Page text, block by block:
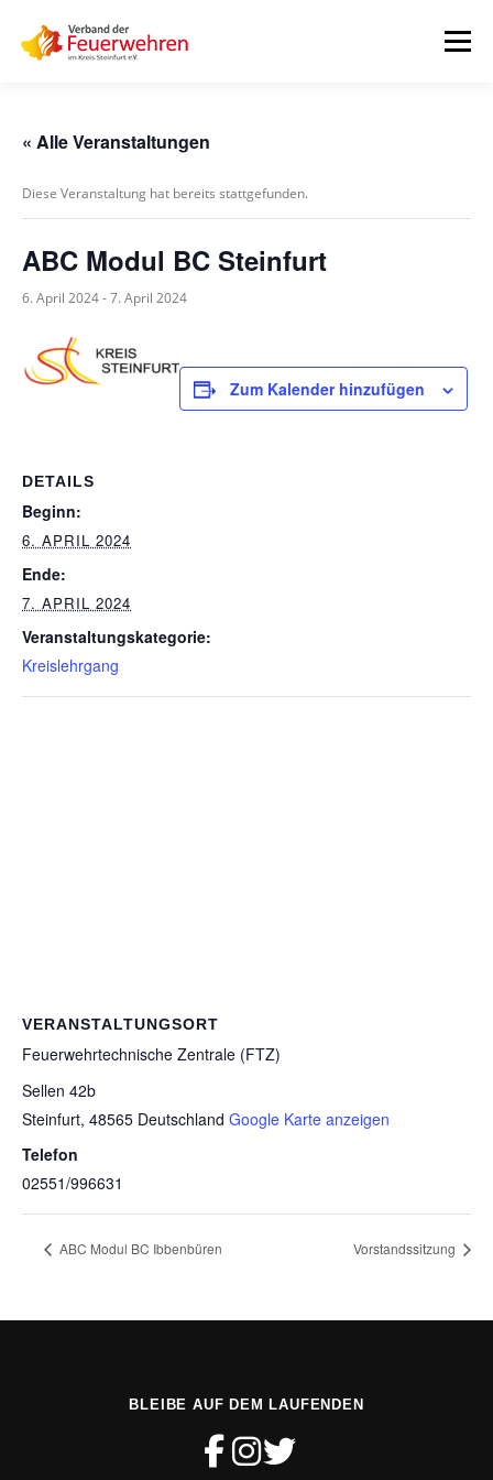
springen
Menü
ALLE TERMINE
INTERNER BEREICH
« Alle Veranstaltungen
Diese Veranstaltung hat bereits stattgefunden.
ABC Modul BC Steinfurt
6. April 2024-7. April 2024
Zum Kalender hinzufügen
DETAILS
Beginn:
6. APRIL 2024
Ende:
7. APRIL 2024
Veranstaltungskategorie:
Kreislehrgang
VERANSTALTUNGSORT
Feuerwehrtechnische Zentrale (FTZ)
Sellen 42b
Steinfurt, 48565 Deutschland Google Karte anzeigen
Telefon
02551/996631
ABC Modul BC Ibbenbüren Vorstandssitzung
BLEIBE AUF DEM LAUFENDEN